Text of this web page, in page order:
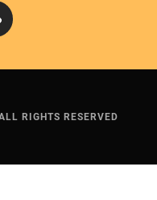
RIGHTS RESERVED